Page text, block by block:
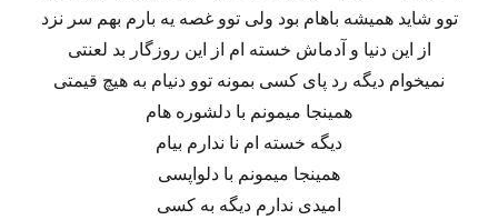
توو شاید همیشه باهام بود ولی توو غصه یه بارم بهم سر نزد
از این دنیا و آدماش خسته ام از این روزگار بد لعنتی
نمیخوام دیگه رد پای کسی بمونه توو دنیام به هیچ قیمتی
همینجا میمونم با دلشوره هام
دیگه خسته ام نا ندارم بیام
همینجا میمونم با دلواپسی
امیدی ندارم دیگه به کسی